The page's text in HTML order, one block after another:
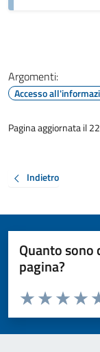
Argomenti:
Accesso
Pagina aggiornata il
Indietro
Quanto sono
pagina?
Valuta da 1 a 5 stelle
Valuta 3
Valuta 2
Valuta 1 stelle